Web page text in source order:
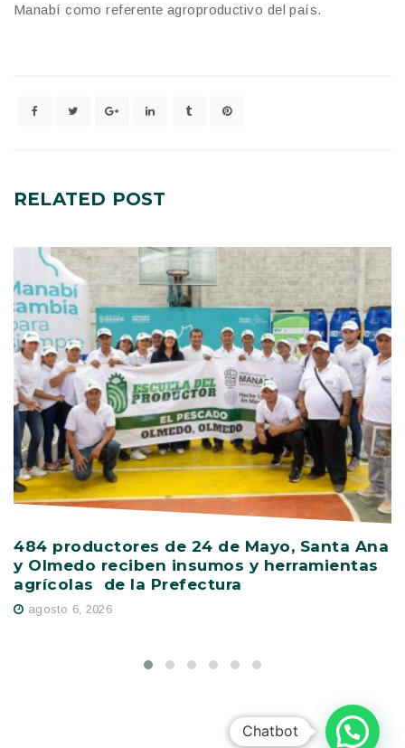
Manabí como referente agroproductivo del país.
RELATED POST
484 productores de 24 de Mayo, Santa Ana
y Olmedo reciben insumos y herramientas
agrícolas de la Prefectura
agosto 6, 2026
Chatbot